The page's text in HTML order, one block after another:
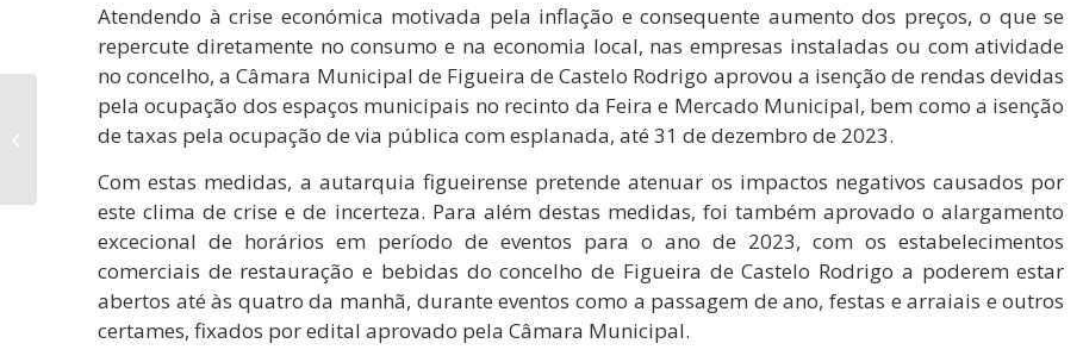
Atendendo à crise económica motivada pela inflação e consequente aumento dos preços, o que se
repercute diretamente no consumo e na economia local, nas empresas instaladas ou com atividade
no concelho, a Câmara Municipal de Figueira de Castelo Rodrigo aprovou a isenção de rendas devidas
pela ocupação dos espaços municipais no recinto da Feira e Mercado Municipal, bem como a isenção
de taxas pela ocupação de via pública com esplanada, até 31 de dezembro de 2023.
Com estas medidas, a autarquia figueirense pretende atenuar os impactos negativos causados por
este clima de crise e de incerteza. Para além destas medidas, foi também aprovado o alargamento
excecional de horários em período de eventos para o ano de 2023, com os estabelecimentos
comerciais de restauração e bebidas do concelho de Figueira de Castelo Rodrigo a poderem estar
abertos até às quatro da manhã, durante eventos como a passagem de ano, festas e arraiais e outros
certames, fixados por edital aprovado pela Câmara Municipal.
Figueira de Castelo
Rodrigo acendeu a